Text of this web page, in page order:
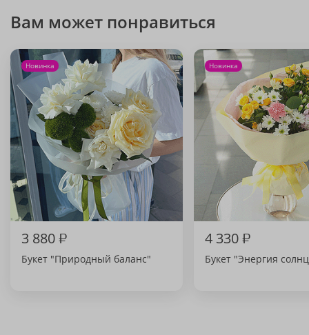
Вам может понравиться
Новинка
3 880₽
Букет "Природный баланс"
Новинка
4 330₽
Букет "Энергия